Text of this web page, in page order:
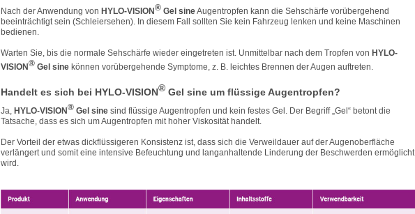
Nach der Anwendung von HYLO-VISION®Gel sineAugentropfen kann die Sehschärfe vorübergehend
beeinträchtigt sein (Schleiersehen). In diesem Fall sollten Sie kein Fahrzeug lenken und keine Maschinen
bedienen.
Warten Sie, bis die normale Sehschärfe wieder eingetreten ist. Unmittelbar nach dem Tropfen von HYLO-
VISION®Gel sinekönnen vorübergehende Symptome, z. B. leichtes Brennen der Augen auftreten.
Handelt es sich bei HYLO-VISION®Gel sine um flüssige Augentropfen?
Ja, HYLO-VISION®Gel sinesind flüssige Augentropfen und kein festes Gel. Der Begriff „Gel“ betont die
Tatsache, dass es sich um Augentropfen mit hoher Viskosität handelt.
Der Vorteil der etwas dickflüssigeren Konsistenz ist, dass sich die Verweildauer auf der Augenoberfläche
verlängert und somit eine intensive Befeuchtung und langanhaltende Linderung der Beschwerden ermöglicht
wird.